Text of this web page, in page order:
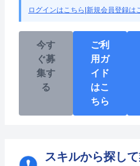
ログインはこちら 新規会員登録は
今す
ぐ募
集す
る
ご利
用ガ
イド
はこ
ちら
スキルから探し